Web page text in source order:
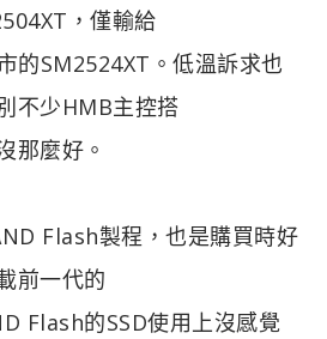
，僅輸給
的SM2524XT。低溫訴求也
不少HMB主控搭
那麼好。
Flash製程，也是購買時好
前一代的
Flash的SSD使用上沒感覺